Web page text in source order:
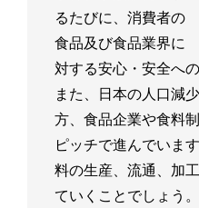
るたびに、消費者の
食品及び食品業界に
対する安心・安全へ
また、日本の人口減
方、食品企業や食料
ピッチで進んでいま
料の生産、流通、加
ていくことでしょう